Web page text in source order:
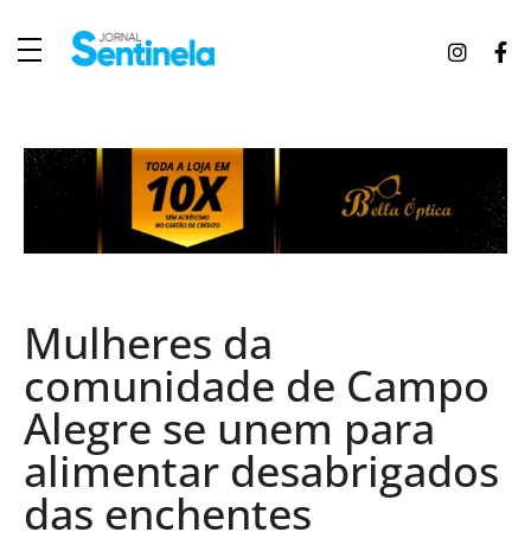
Mulheres da
comunidade de Campo
Alegre se unem para
alimentar desabrigados
das enchentes